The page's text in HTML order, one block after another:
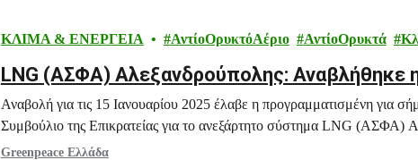
ΚΛΙΜΑ & ΕΝΕΡΓΕΙΑ ΑντίοΟρυκτόΑέριο ΑντίοΟρυκτά
LNG (ΑΣΦΑ) Αλεξανδρούπολης: Αναβλήθηκε
Αναβολή για τις 15 Ιανουαρίου 2025 έλαβε η προγραμματισμένη για
Συμβούλιο της Επικρατείας για το ανεξάρτητο σύστημα LNG (ΑΣΦΑ)
Greenpeace Ελλάδα